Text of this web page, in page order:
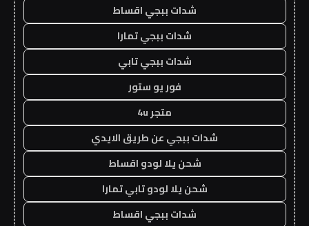
شدات ببجي اقساط
شدات ببجي تمارا
شدات ببجي تابي
فور يو ستور
متجر 4u
شدات ببجي عن طريق الايدي
شحن يلا لودو اقساط
شحن يلا لودو تابي تمارا
شدات ببجي اقساط